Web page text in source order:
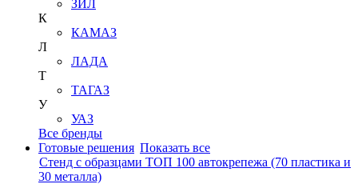
ЗИЛ
К
КАМАЗ
Л
ЛАДА
Т
ТАГАЗ
У
УАЗ
Все бренды
Готовые решения Показать все
Стенд с образцами ТОП 100 автокрепежа (70 пластика и
30 металла)